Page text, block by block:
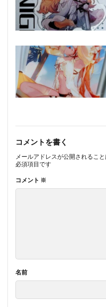
コメントを書く
メールアドレスが公開されること
必須項目です
コメント ※
名前